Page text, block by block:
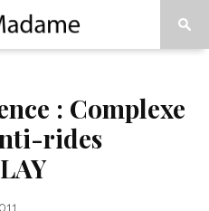
: Complexe
rides